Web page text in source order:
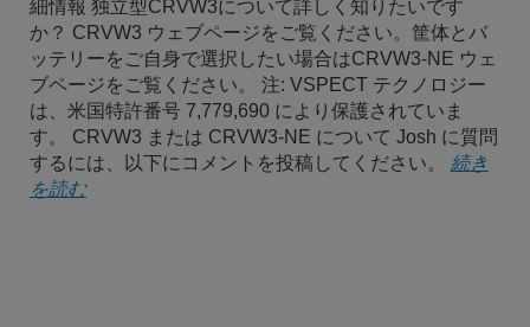
細情報 独立型CRVW3について詳しく知りたいです
か？ CRVW3 ウェブページをご覧ください。筐体とバ
ッテリーをご自身で選択したい場合はCRVW3-NE ウェ
ブページをご覧ください。 注: VSPECT テクノロジー
は、米国特許番号 7,779,690 により保護されていま
す。 CRVW3 または CRVW3-NE について Josh に質問
するには、以下にコメントを投稿してください。 続き
を読む